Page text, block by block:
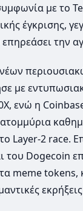
με το
έγκρισης,
την
με
ενώ η
Layer-2 race.
του Dogecoin
meme tokens,
εκρήξεις